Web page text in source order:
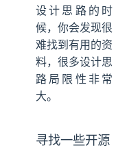
设计思路的时
候，你会发现很
难找到有用的资
料，很多设计思
路局限性非常
大。
寻找一些开源